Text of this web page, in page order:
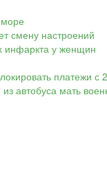
смену настроений
инфаркта у женщин
платежи с
автобуса мать